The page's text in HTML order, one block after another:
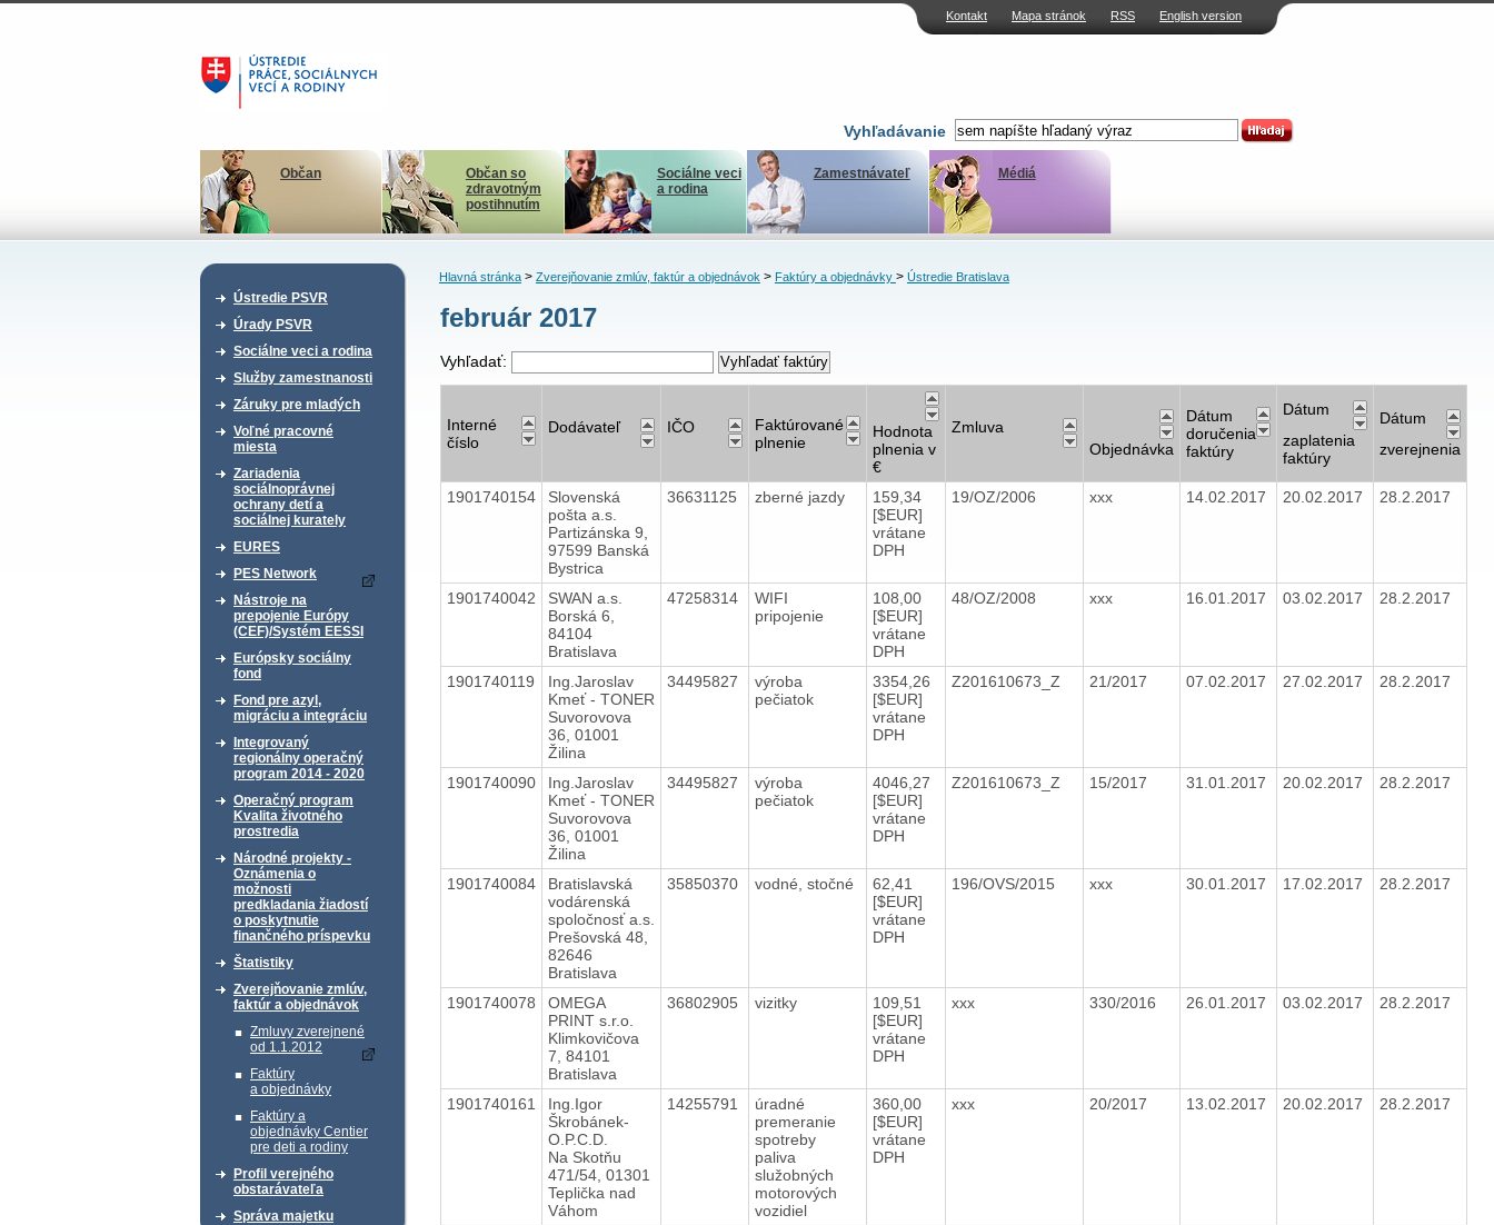
Kontakt Mapa stránok RSS English version
Vyhľadávanie
Občan
Občan so
zdravotným
postihnutím
Sociálne veci
a rodina
Zamestnávateľ Médiá
Ústredie PSVR
Úrady PSVR
Sociálne veci a rodina
Služby zamestnanosti
Záruky pre mladých
Voľné pracovné
miesta
Zariadenia
sociálnoprávnej
ochrany detí a
sociálnej kurately
EURES
PES Network
Nástroje na
prepojenie Európy
(CEF)/Systém EESSI
Európsky sociálny
fond
Fond pre azyl,
migráciu a integráciu
Integrovaný
regionálny operačný
program 2014 - 2020
Operačný program
Kvalita životného
prostredia
Národné projekty -
Oznámenia o
možnosti
predkladania žiadostí
o poskytnutie
finančného príspevku
Štatistiky
Zverejňovanie zmlúv,
faktúr a objednávok
Zmluvy zverejnené
od 1.1.2012
Faktúry
a objednávky
Faktúry a
objednávky Centier
pre deti a rodiny
Profil verejného
obstarávateľa
Správa majetku
Hlavná stránka> Zverejňovanie zmlúv, faktúr a objednávok> Faktúry a objednávky > Ústredie Bratislava
február 2017
Vyhľadať:
Interné
číslo
Dodávateľ IČO
Faktúrované
plnenie
Hodnota
plnenia v
€
Zmluva
Objednávka
Dátum
doručenia
faktúry
Dátum
zaplatenia
faktúry
Dátum
zverejnenia
1901740154
Slovenská
pošta a.s.
Partizánska 9,
97599 Banská
Bystrica
36631125 zberné jazdy
159,34
[$EUR]
vrátane
DPH
19/OZ/2006 xxx 14.02.2017 20.02.2017 28.2.2017
1901740042
SWAN a.s.
Borská 6,
84104
Bratislava
47258314
WIFI
pripojenie
108,00
[$EUR]
vrátane
DPH
48/OZ/2008 xxx 16.01.2017 03.02.2017 28.2.2017
1901740119
Ing.Jaroslav
Kmeť - TONER
Suvorovova
36, 01001
Žilina
34495827
výroba
pečiatok
3354,26
[$EUR]
vrátane
DPH
Z201610673_Z 21/2017 07.02.2017 27.02.2017 28.2.2017
1901740090
Ing.Jaroslav
Kmeť - TONER
Suvorovova
36, 01001
Žilina
34495827
výroba
pečiatok
4046,27
[$EUR]
vrátane
DPH
Z201610673_Z 15/2017 31.01.2017 20.02.2017 28.2.2017
1901740084
Bratislavská
vodárenská
spoločnosť a.s.
Prešovská 48,
82646
Bratislava
35850370 vodné, stočné
62,41
[$EUR]
vrátane
DPH
196/OVS/2015 xxx 30.01.2017 17.02.2017 28.2.2017
1901740078
OMEGA
PRINT s.r.o.
Klimkovičova
7, 84101
Bratislava
36802905 vizitky
109,51
[$EUR]
vrátane
DPH
xxx 330/2016 26.01.2017 03.02.2017 28.2.2017
1901740161
Ing.Igor
Škrobánek-
O.P.C.D.
Na Skotňu
471/54, 01301
Teplička nad
Váhom
14255791
úradné
premeranie
spotreby
paliva
služobných
motorových
vozidiel
360,00
[$EUR]
vrátane
DPH
xxx 20/2017 13.02.2017 20.02.2017 28.2.2017